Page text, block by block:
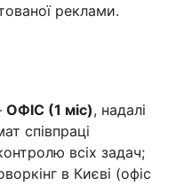
реклами.
ОФІС (1 міс), надалі
співпраці
всіх задач;
в Києві (офіс